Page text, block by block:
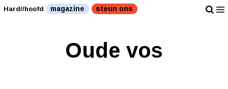
Hard//hoofd magazine steun ons
Oude vos